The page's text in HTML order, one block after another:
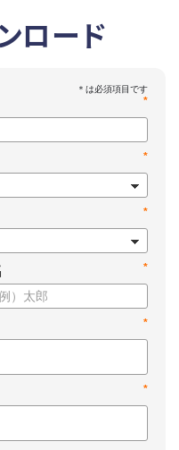
ロード
*
*
*
*
*
*